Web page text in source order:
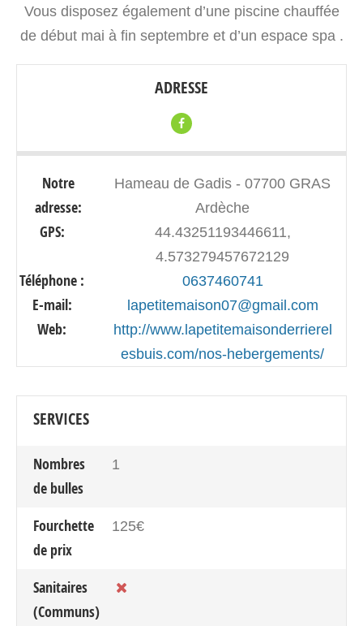
Vous disposez également d’une piscine chauffée
de début mai à fin septembre et d’un espace spa .
ADRESSE
Notre
adresse:
Hameau de Gadis - 07700 GRAS
Ardèche
GPS:
44.43251193446611,
4.573279457672129
Téléphone : 0637460741
E-mail: lapetitemaison07@gmail.com
Web:
http://www.lapetitemaisonderrierel
esbuis.com/nos-hebergements/
SERVICES
Nombres
de bulles
1
Fourchette
de prix
125€
Sanitaires
(Communs)